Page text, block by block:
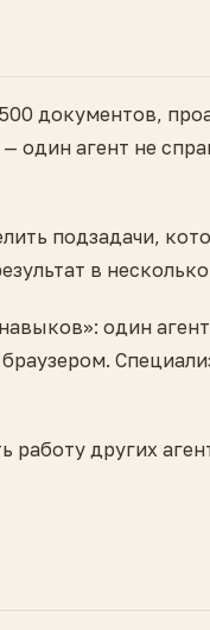
документов,
один агент не
подзадачи,
в
один
работу других